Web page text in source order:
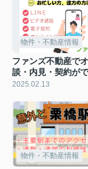
物件・不動産情報
ファンズ不動産で
談・内見・契約が
2025.02.13
物件・不動産情報